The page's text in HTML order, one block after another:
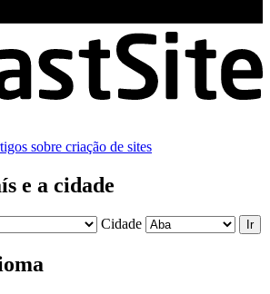
sobre criação de sites
e a cidade
Cidade Ir